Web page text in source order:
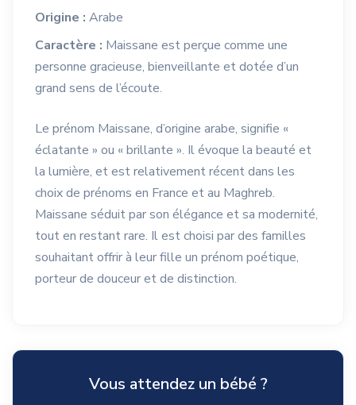
Origine : Arabe
Caractère : Maissane est perçue comme une
personne gracieuse, bienveillante et dotée d’un
grand sens de l’écoute.
Le prénom Maissane, d’origine arabe, signifie «
éclatante » ou « brillante ». Il évoque la beauté et
la lumière, et est relativement récent dans les
choix de prénoms en France et au Maghreb.
Maissane séduit par son élégance et sa modernité,
tout en restant rare. Il est choisi par des familles
souhaitant offrir à leur fille un prénom poétique,
porteur de douceur et de distinction.
Vous attendez un bébé ?